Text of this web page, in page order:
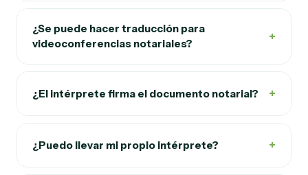
¿Se puede hacer traducción para
videoconferencias notariales?
+
¿El intérprete firma el documento notarial? +
¿Puedo llevar mi propio intérprete? +